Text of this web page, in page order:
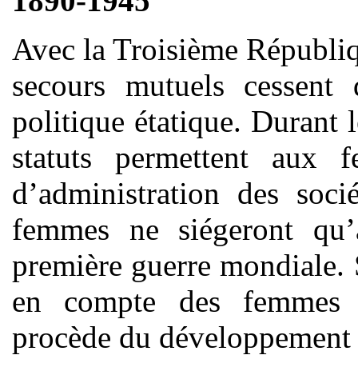
Avec la Troisième
secours mutuels
politique étatique. Durant
statuts permettent aux
d’administration des
femmes ne siégeront
première guerre
en compte des
procède du